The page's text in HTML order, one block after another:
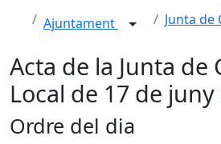
Ajuntament Junta de
Acta de la Junta de
Local de 17 de juny
Ordre del dia